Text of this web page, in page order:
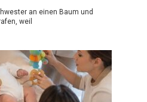
an einen Baum und
weil